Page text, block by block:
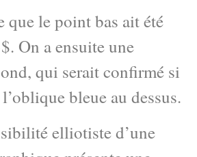
que le point bas ait été
On a ensuite une
qui serait confirmé si
bleue au dessus.
elliotiste d’une